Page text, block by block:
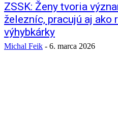
ZSSK: Ženy tvoria
železníc, pracujú aj ako
výhybkárky
Michal Feik - 6. marca 2026